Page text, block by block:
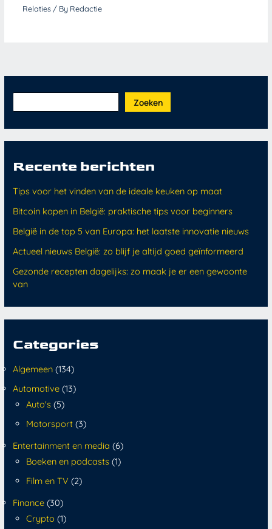
Relaties/ By Redactie
Zoeken
Recente berichten
Tips voor het vinden van de ideale keuken op maat
Bitcoin kopen in België: praktische tips voor beginners
België in de top 5 van Europa: het laatste innovatie nieuws
Actueel nieuws België: zo blijf je altijd goed geïnformeerd
Gezonde recepten dagelijks: zo maak je er een gewoonte
van
Categories
Algemeen (134)
Automotive (13)
Auto's(5)
Motorsport(3)
Entertainment en media (6)
Boeken en podcasts(1)
Film en TV (2)
Finance (30)
Crypto (1)